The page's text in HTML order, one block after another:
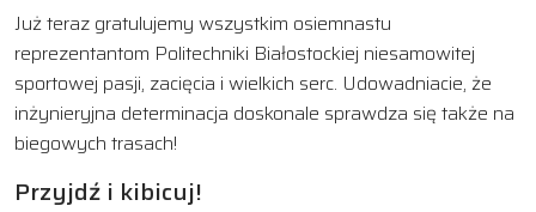
Już teraz gratulujemy wszystkim osiemnastu
reprezentantom Politechniki Białostockiej niesamowitej
sportowej pasji, zacięcia i wielkich serc. Udowadniacie, że
inżynieryjna determinacja doskonale sprawdza się także na
biegowych trasach!
Przyjdź i kibicuj!